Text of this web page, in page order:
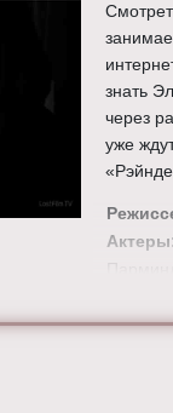
знать
через
уже